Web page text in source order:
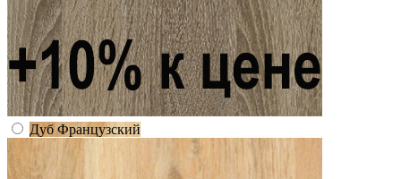
Дуб Французский